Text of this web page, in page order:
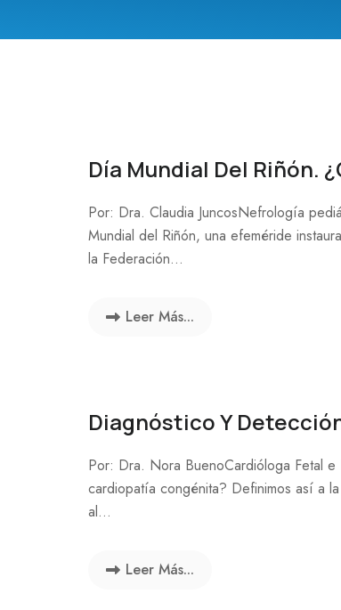
Día Mundial Del Riñón.
Por: Dra. Claudia JuncosNefrología
Mundial del Riñón, una efeméride
la Federación...
Leer Más...
Diagnóstico Y
Por: Dra. Nora BuenoCardióloga Fetal
cardiopatía congénita? Definimos así a
al...
Leer Más...